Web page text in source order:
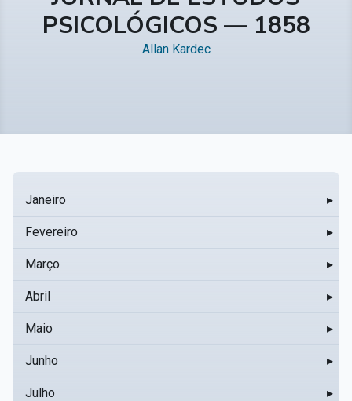
PSICOLÓGICOS — 1858
Allan Kardec
Janeiro ▸
Fevereiro ▸
Março ▸
Abril ▸
Maio ▸
Junho ▸
Julho ▸